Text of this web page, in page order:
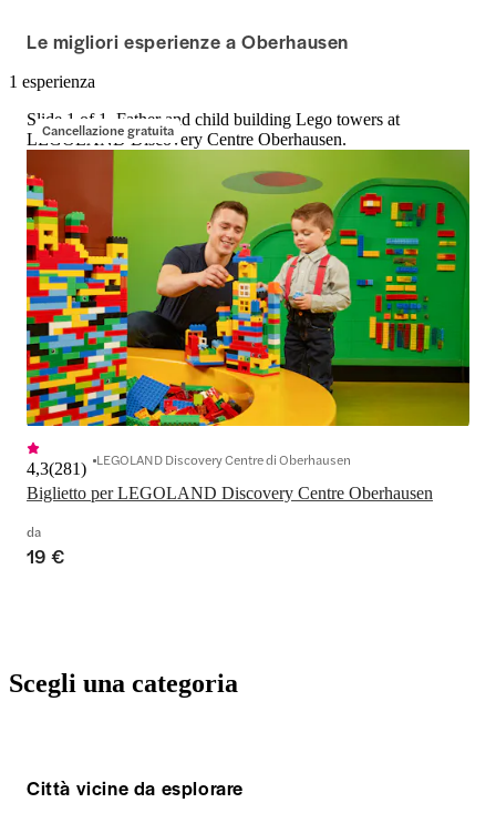
Le migliori esperienze a Oberhausen
1 esperienza
Cancellazione gratuita
Slide 1 of 1, Father and child building Lego towers at
LEGOLAND Discovery Centre Oberhausen.
Biglietto per LEGOLAND Discovery Centre Oberhausen
4,3(281) LEGOLAND Discovery Centre di Oberhausen
da
19 €
Scegli una categoria
Città vicine da esplorare